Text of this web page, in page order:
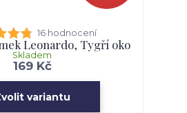
16 hodnocení
Leonardo, Tygří oko
169 Kč
Skladem
variantu